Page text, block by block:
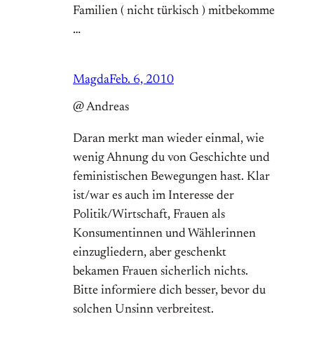
Familien ( nicht türkisch ) mitbekomme
…
MagdaFeb. 6, 2010
@ Andreas
Daran merkt man wieder einmal, wie
wenig Ahnung du von Geschichte und
feministischen Bewegungen hast. Klar
ist/war es auch im Interesse der
Politik/Wirtschaft, Frauen als
Konsumentinnen und Wählerinnen
einzugliedern, aber geschenkt
bekamen Frauen sicherlich nichts.
Bitte informiere dich besser, bevor du
solchen Unsinn verbreitest.